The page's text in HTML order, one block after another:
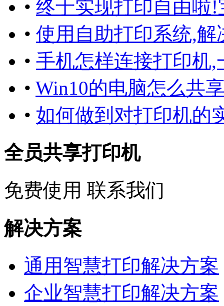
• 终于实现打印自由啦
• 使用自助打印系统,解
• 手机怎样连接打印机
• Win10的电脑怎么共
• 如何做到对打印机的
全员共享打印机
免费使用 联系我们
解决方案
通用智慧打印解决方案
企业智慧打印解决方案